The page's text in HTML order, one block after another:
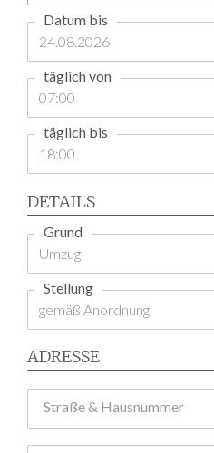
Datum bis
täglich von
täglich bis
DETAILS
Grund
Stellung
ADRESSE
Straße & Hausnummer